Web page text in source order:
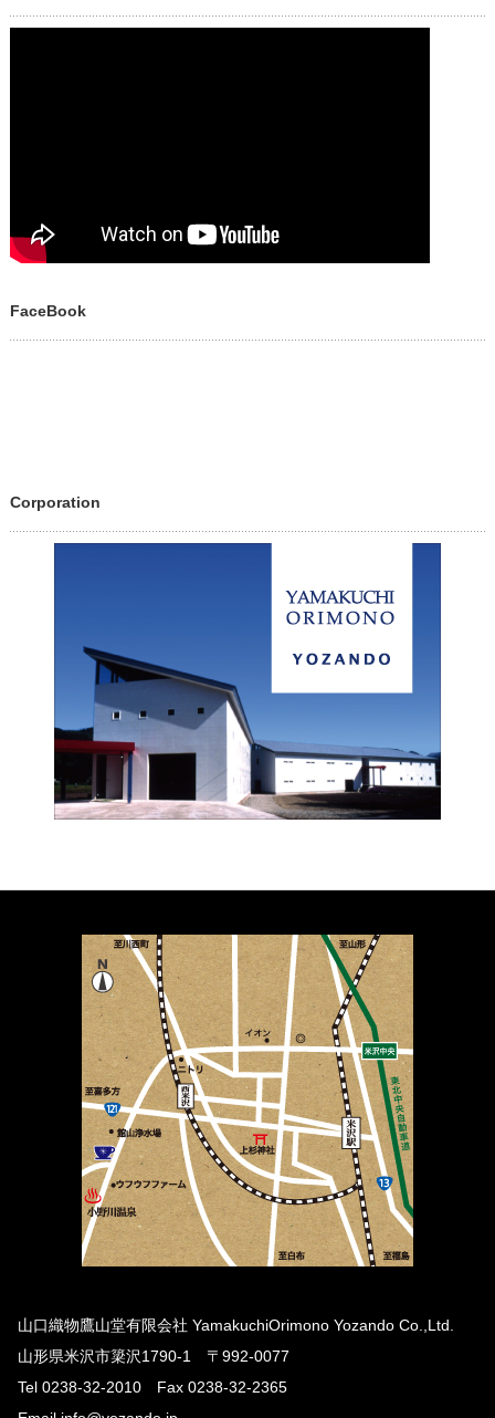
FaceBook
Corporation
山口織物鷹山堂有限会社 YamakuchiOrimono Yozando Co.,Ltd.
山形県米沢市簗沢1790-1 〒992-0077
Tel 0238-32-2010 Fax 0238-32-2365